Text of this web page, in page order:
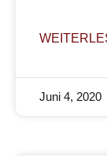
Juni 4, 2020